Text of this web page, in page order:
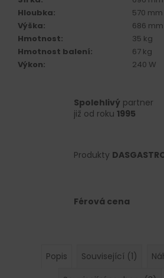
Hloubka:
570 mm
Výška:
686 mm
Hmotnost:
35 kg
Hmotnost balení:
67 kg
Výkon: 240 W
Spolehlivý partner
již od roku 1995
Produkty
Férová cena
Popis Související (1)